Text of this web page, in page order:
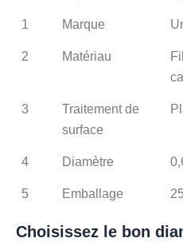
1 Marque
2 Matériau
3
Traitement de
surface
4 Diamètre
5 Emballage
Choisissez le bon